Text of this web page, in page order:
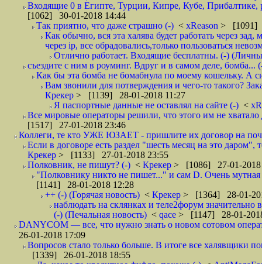
Входящие 0 в Египте, Турции, Кипре, Кубе,
[1062] 30-01-2018 14:44
Так приятно, что даже страшно (-) < xReason > [1091]
Как обычно, вся эта халява будет работать через
через ip, все обрадовались,только пользоваться
Отлично работает. Входящие бесплатны. (-)
съездите с ним в роуминг. Вдруг и в самом деле, бомба...
Как бы эта бомба не бомабнула по моему кошельку. А
Вам звонили для потверждения и чего-то такого?
Крекер > [1139] 28-01-2018 11:27
Я паспортные данные не оставлял на сайте (-) <
Все мировые операторы решили, что этого им не
[1517] 27-01-2018 23:46
Коллеги, те кто УЖЕ ЮЗАЕТ - пришлите их договор на
Если в договоре есть раздел "шесть месяц на это даром",
Крекер > [1133] 27-01-2018 23:55
Полковник, не пишут? (-) < Крекер > [1086] 27-01-2018
"Полковнику никто не пишет..." и сам D. Очень
[1141] 28-01-2018 12:28
++ (-) (Горячая новость) < Крекер > [1364] 28-01-
наблюдать на склянках и теле2форум
(-) (Печальная новость) < qace > [1147] 28-01-
DANYCOM — все, что нужно знать о новом сотовом
26-01-2018 17:09
Вопросов стало только больше. В итоге все халявщики
[1339] 26-01-2018 18:55